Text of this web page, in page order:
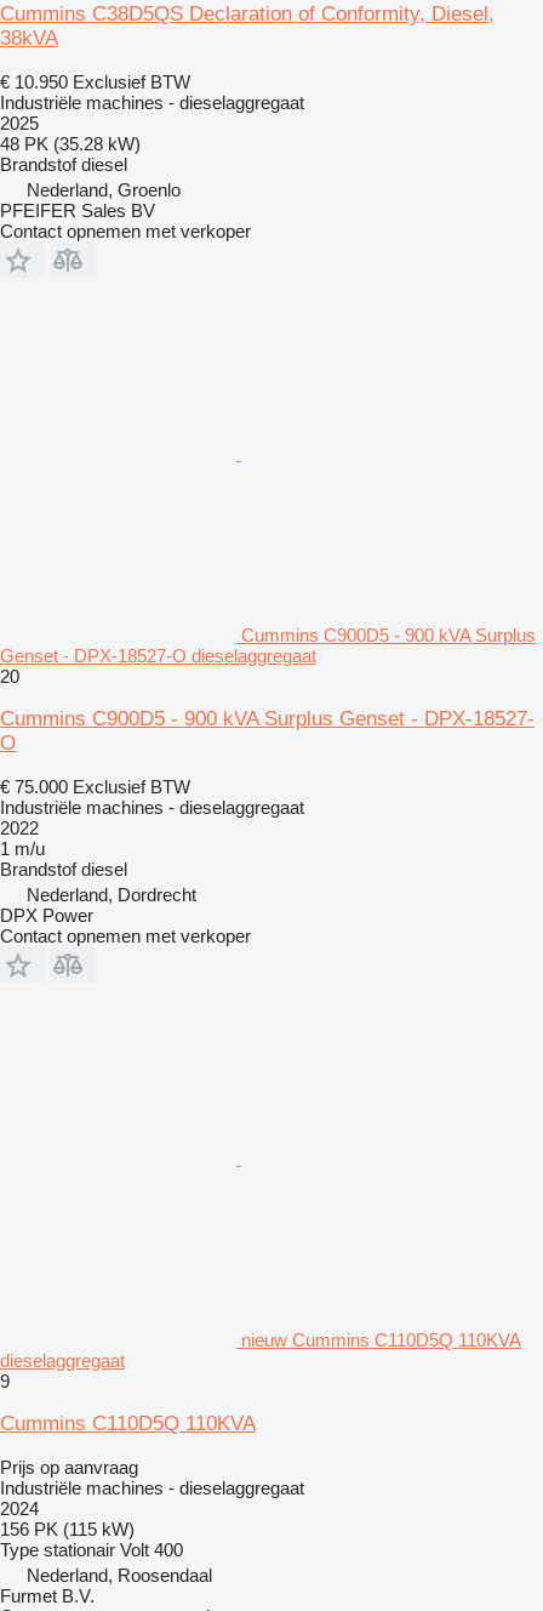
Cummins C38D5QS Declaration of Conformity, Diesel,
38kVA
€ 10.950 Exclusief BTW
Industriële machines - dieselaggregaat
2025
48 PK (35.28 kW)
Brandstof diesel
Nederland, Groenlo
PFEIFER Sales BV
Contact opnemen met verkoper
Cummins C900D5 - 900 kVA Surplus
Genset - DPX-18527-O dieselaggregaat
20
Cummins C900D5 - 900 kVA Surplus Genset - DPX-18527-
O
€ 75.000 Exclusief BTW
Industriële machines - dieselaggregaat
2022
1 m/u
Brandstof diesel
Nederland, Dordrecht
DPX Power
Contact opnemen met verkoper
nieuw Cummins C110D5Q 110KVA
dieselaggregaat
9
Cummins C110D5Q 110KVA
Prijs op aanvraag
Industriële machines - dieselaggregaat
2024
156 PK (115 kW)
Type stationair Volt 400
Nederland, Roosendaal
Furmet B.V.